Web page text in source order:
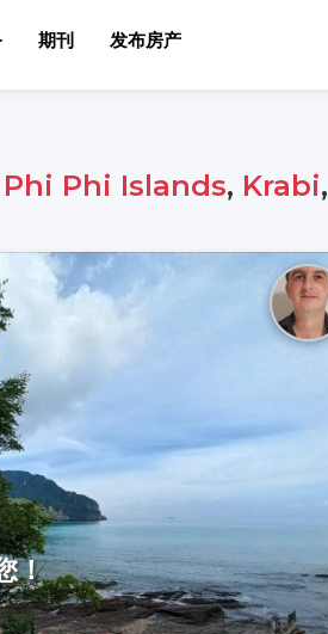
期刊 发布房产
Phi Phi Islands, Krabi,
！